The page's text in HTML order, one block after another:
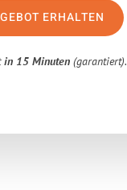
ERHALTEN
in 15 Minuten (garantiert).